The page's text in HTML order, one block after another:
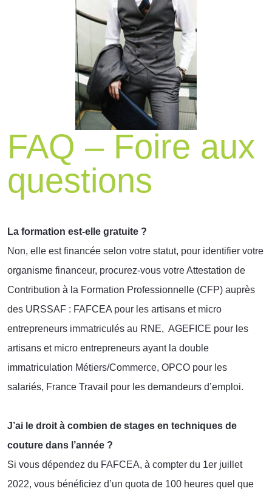
FAQ – Foire aux
questions
La formation est-elle gratuite ?
Non, elle est financée selon votre statut, pour identifier votre
organisme financeur, procurez-vous votre Attestation de
Contribution à la Formation Professionnelle (CFP) auprès
des URSSAF : FAFCEA pour les artisans et micro
entrepreneurs immatriculés au RNE, AGEFICE pour les
artisans et micro entrepreneurs ayant la double
immatriculation Métiers/Commerce, OPCO pour les
salariés, France Travail pour les demandeurs d’emploi.
J’ai le droit à combien de stages en techniques de
couture dans l’année ?
Si vous dépendez du FAFCEA, à compter du 1er juillet
2022, vous bénéficiez d’un quota de 100 heures quel que